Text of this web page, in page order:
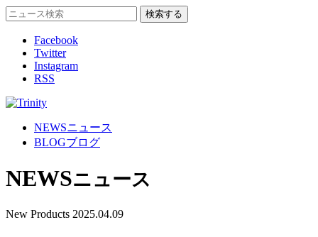
Facebook
Twitter
Instagram
RSS
NEWSニュース
BLOGブログ
NEWSニュース
New Products 2025.04.09